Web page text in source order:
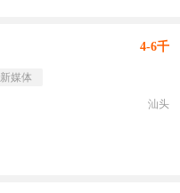
4-6千
新媒体
汕头